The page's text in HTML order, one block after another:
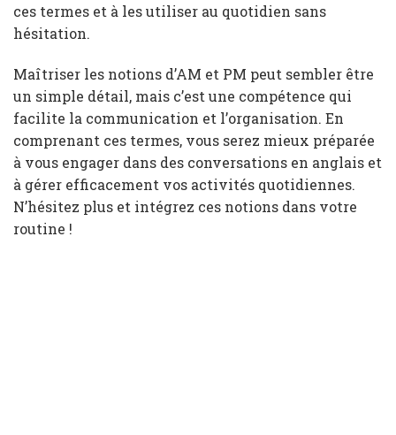
ces termes et à les utiliser au quotidien sans
hésitation.
Maîtriser les notions d’AM et PM peut sembler être
un simple détail, mais c’est une compétence qui
facilite la communication et l’organisation. En
comprenant ces termes, vous serez mieux préparée
à vous engager dans des conversations en anglais et
à gérer efficacement vos activités quotidiennes.
N’hésitez plus et intégrez ces notions dans votre
routine !